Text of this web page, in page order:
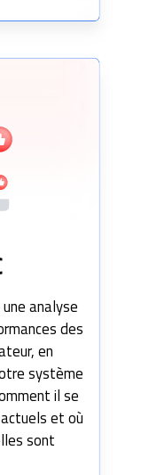
analyse
des
en
système
il se
et où
sont